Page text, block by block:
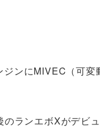
ンにMIVEC（可
ランエボXがデビ